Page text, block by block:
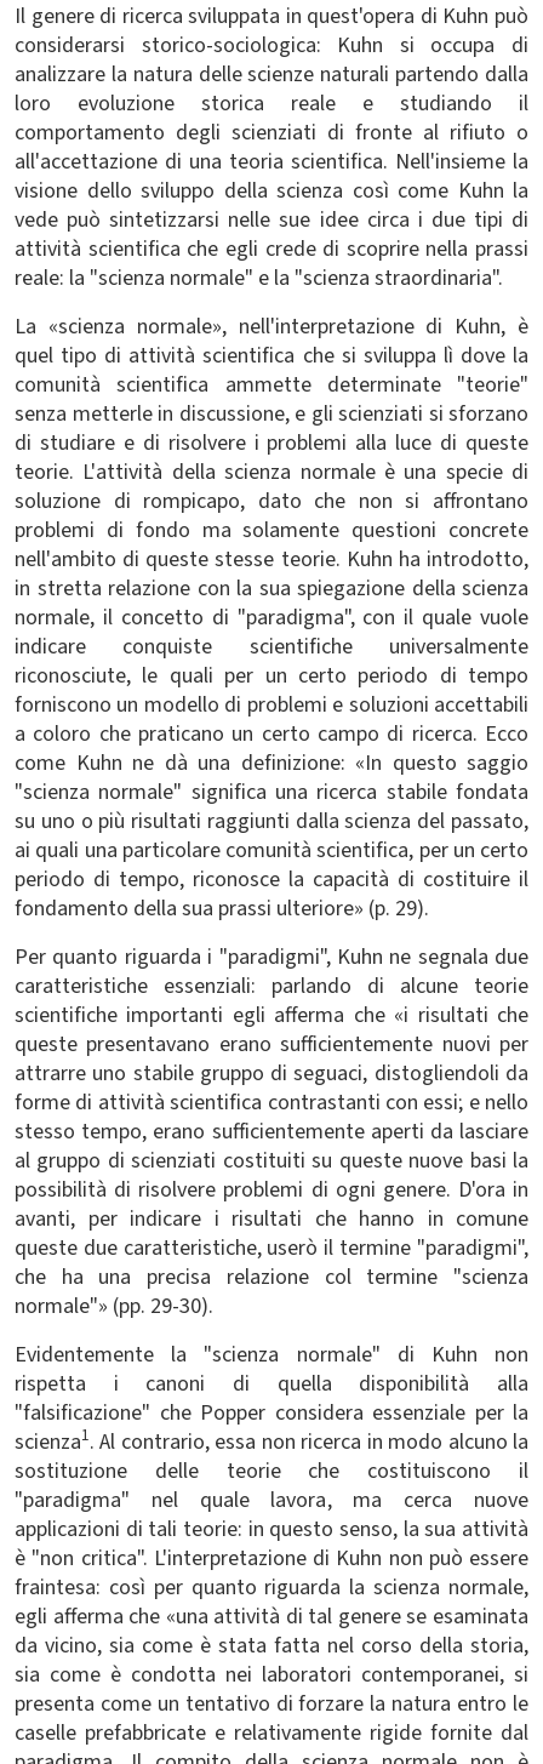
Il genere di ricerca sviluppata in quest'opera di Kuhn può
considerarsi storico-sociologica: Kuhn si occupa di
analizzare la natura delle scienze naturali partendo dalla
loro evoluzione storica reale e studiando il
comportamento degli scienziati di fronte al rifiuto o
all'accettazione di una teoria scientifica. Nell'insieme la
visione dello sviluppo della scienza così come Kuhn la
vede può sintetizzarsi nelle sue idee circa i due tipi di
attività scientifica che egli crede di scoprire nella prassi
reale: la "scienza normale" e la "scienza straordinaria".
La «scienza normale», nell'interpretazione di Kuhn, è
quel tipo di attività scientifica che si sviluppa lì dove la
comunità scientifica ammette determinate "teorie"
senza metterle in discussione, e gli scienziati si sforzano
di studiare e di risolvere i problemi alla luce di queste
teorie. L'attività della scienza normale è una specie di
soluzione di rompicapo, dato che non si affrontano
problemi di fondo ma solamente questioni concrete
nell'ambito di queste stesse teorie. Kuhn ha introdotto,
in stretta relazione con la sua spiegazione della scienza
normale, il concetto di "paradigma", con il quale vuole
indicare conquiste scientifiche universalmente
riconosciute, le quali per un certo periodo di tempo
forniscono un modello di problemi e soluzioni accettabili
a coloro che praticano un certo campo di ricerca. Ecco
come Kuhn ne dà una definizione: «In questo saggio
"scienza normale" significa una ricerca stabile fondata
su uno o più risultati raggiunti dalla scienza del passato,
ai quali una particolare comunità scientifica, per un certo
periodo di tempo, riconosce la capacità di costituire il
fondamento della sua prassi ulteriore» (p. 29).
Per quanto riguarda i "paradigmi", Kuhn ne segnala due
caratteristiche essenziali: parlando di alcune teorie
scientifiche importanti egli afferma che «i risultati che
queste presentavano erano sufficientemente nuovi per
attrarre uno stabile gruppo di seguaci, distogliendoli da
forme di attività scientifica contrastanti con essi; e nello
stesso tempo, erano sufficientemente aperti da lasciare
al gruppo di scienziati costituiti su queste nuove basi la
possibilità di risolvere problemi di ogni genere. D'ora in
avanti, per indicare i risultati che hanno in comune
queste due caratteristiche, userò il termine "paradigmi",
che ha una precisa relazione col termine "scienza
normale"» (pp. 29-30).
Evidentemente la "scienza normale" di Kuhn non
rispetta i canoni di quella disponibilità alla
"falsificazione" che Popper considera essenziale per la
scienza1. Al contrario, essa non ricerca in modo alcuno la
sostituzione delle teorie che costituiscono il
"paradigma" nel quale lavora, ma cerca nuove
applicazioni di tali teorie: in questo senso, la sua attività
è "non critica". L'interpretazione di Kuhn non può essere
fraintesa: così per quanto riguarda la scienza normale,
egli afferma che «una attività di tal genere se esaminata
da vicino, sia come è stata fatta nel corso della storia,
sia come è condotta nei laboratori contemporanei, si
presenta come un tentativo di forzare la natura entro le
caselle prefabbricate e relativamente rigide fornite dal